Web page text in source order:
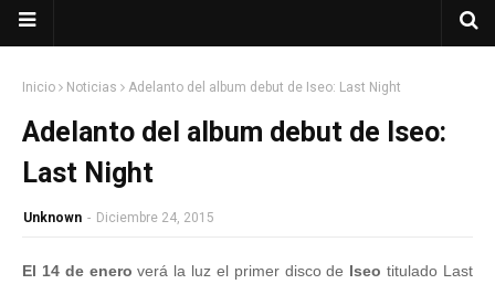
Inicio Noticias Adelanto del album debut de Iseo: Last Night
Adelanto del album debut de Iseo:
Last Night
Unknown - Diciembre 24, 2015
El 14 de enero verá la luz el primer disco de Iseotitulado Last